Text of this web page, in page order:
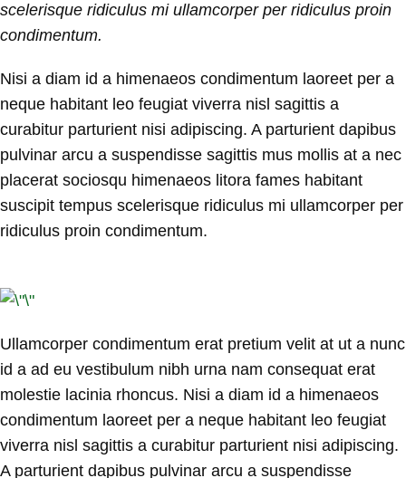
scelerisque ridiculus mi ullamcorper per ridiculus proin
condimentum.
Nisi a diam id a himenaeos condimentum laoreet per a
neque habitant leo feugiat viverra nisl sagittis a
curabitur parturient nisi adipiscing. A parturient dapibus
pulvinar arcu a suspendisse sagittis mus mollis at a nec
placerat sociosqu himenaeos litora fames habitant
suscipit tempus scelerisque ridiculus mi ullamcorper per
ridiculus proin condimentum.
Ullamcorper condimentum erat pretium velit at ut a nunc
id a ad eu vestibulum nibh urna nam consequat erat
molestie lacinia rhoncus. Nisi a diam id a himenaeos
condimentum laoreet per a neque habitant leo feugiat
viverra nisl sagittis a curabitur parturient nisi adipiscing.
A parturient dapibus pulvinar arcu a suspendisse